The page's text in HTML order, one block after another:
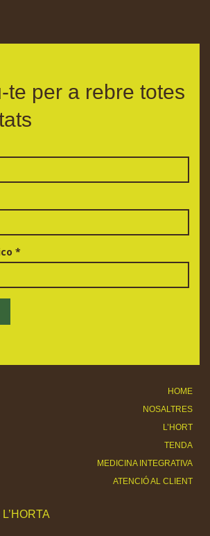
te per a rebre totes
*
HOME
NOSALTRES
L’HORT
TENDA
MEDICINA INTEGRATIVA
ATENCIÓ AL CLIENT